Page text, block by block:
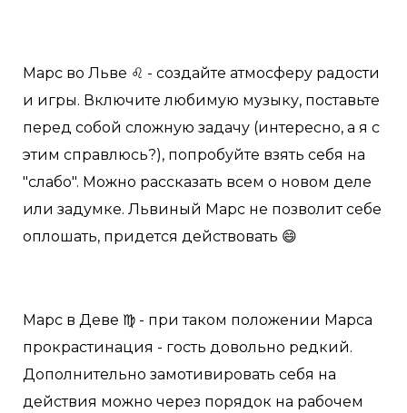
Марс во Льве ♌️ - создайте атмосферу радости
и игры. Включите любимую музыку, поставьте
перед собой сложную задачу (интересно, а я с
этим справлюсь?), попробуйте взять себя на
"слабо". Можно рассказать всем о новом деле
или задумке. Львиный Марс не позволит себе
оплошать, придется действовать 😄
Марс в Деве ♍️ - при таком положении Марса
прокрастинация - гость довольно редкий.
Дополнительно замотивировать себя на
действия можно через порядок на рабочем